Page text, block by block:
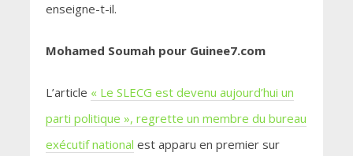
enseigne-t-il.
Mohamed Soumah pour Guinee7.com
L’article « Le SLECG est devenu aujourd’hui un
parti politique », regrette un membre du bureau
exécutif national est apparu en premier sur